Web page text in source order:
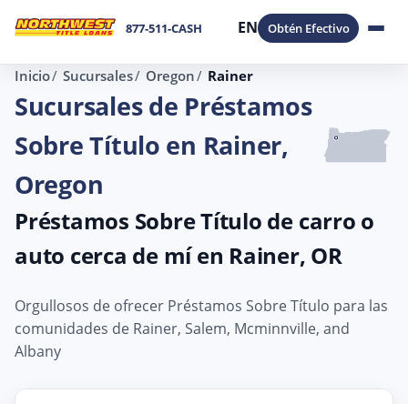
877-511-CASH EN Obtén Efectivo
Inicio Sucursales Oregon Rainer
Sucursales de Préstamos
Sobre Título en Rainer,
Oregon
Préstamos Sobre Título de carro o
auto cerca de mí en Rainer, OR
Orgullosos de ofrecer Préstamos Sobre Título para las
comunidades de Rainer, Salem, Mcminnville, and
Albany